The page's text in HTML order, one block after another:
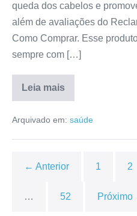
queda dos cabelos e
além de avaliações do
Como Comprar. Esse
sempre com […]
Leia mais
Donna
Caps
em
Depoimentos,
Reclamações
Arquivado em: saúde
← Anterior 1 2
… 52 Próximo